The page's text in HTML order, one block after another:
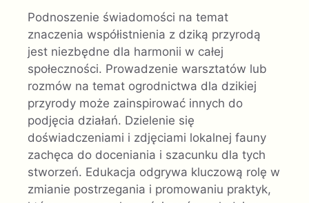
Podnoszenie świadomości na temat
znaczenia współistnienia z dziką przyrodą
jest niezbędne dla harmonii w całej
społeczności. Prowadzenie warsztatów lub
rozmów na temat ogrodnictwa dla dzikiej
przyrody może zainspirować innych do
podjęcia działań. Dzielenie się
doświadczeniami i zdjęciami lokalnej fauny
zachęca do doceniania i szacunku dla tych
stworzeń. Edukacja odgrywa kluczową rolę w
zmianie postrzegania i promowaniu praktyk,